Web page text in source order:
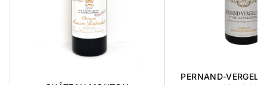
PERNAND-